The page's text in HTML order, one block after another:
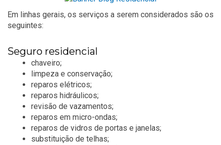
Em linhas gerais, os serviços a serem considerados são os
seguintes:
Seguro residencial
chaveiro;
limpeza e conservação;
reparos elétricos;
reparos hidráulicos;
revisão de vazamentos;
reparos em micro-ondas;
reparos de vidros de portas e janelas;
substituição de telhas;